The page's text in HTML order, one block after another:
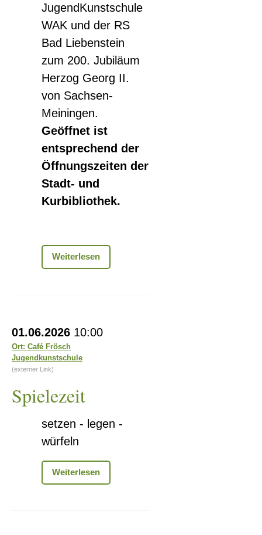
JugendKunstschule
WAK und der RS
Bad Liebenstein
zum 200. Jubiläum
Herzog Georg II.
von Sachsen-
Meiningen.
Geöffnet ist
entsprechend der
Öffnungszeiten der
Stadt- und
Kurbibliothek.
WeiterlesenAusstellung
„Ein
alter
01.06.2026 10:00
Ort: Café Frösch
Jugendkunstschule
(externer Link)
Spielezeit
setzen - legen -
würfeln
WeiterlesenSpielezeit